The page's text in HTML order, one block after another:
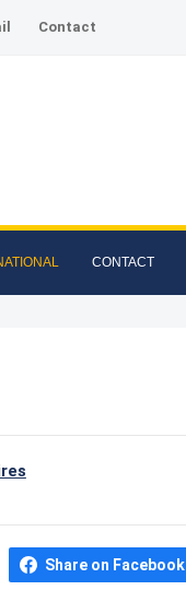
Contact
CONTACT
Share on Facebook